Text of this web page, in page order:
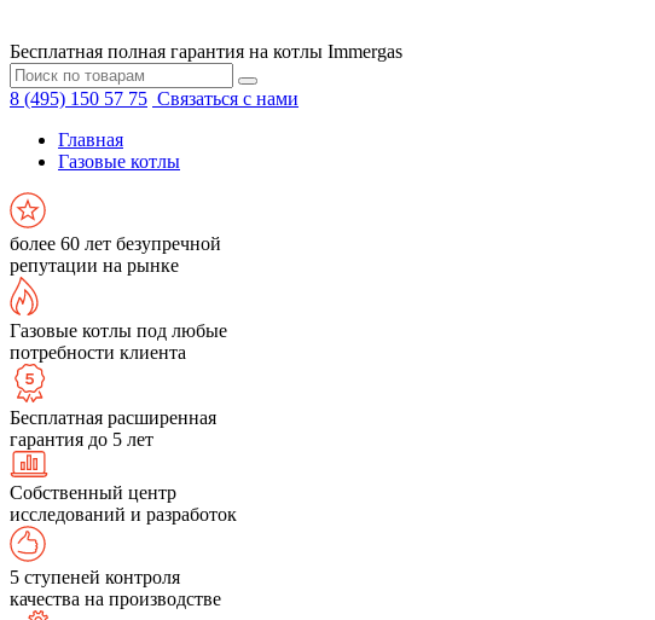
Бесплатная полная гарантия на котлы Immergas
8 (495) 150 57 75 Связаться с нами
Главная
Газовые котлы
более 60 лет безупречной
репутации на рынке
Газовые котлы под любые
потребности клиента
Бесплатная расширенная
гарантия до 5 лет
Собственный центр
исследований и разработок
5 ступеней контроля
качества на производстве